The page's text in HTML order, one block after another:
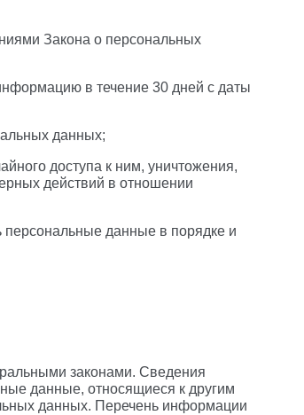
Закона о персональных
в течение 30 дней с даты
данных;
доступа к ним, уничтожения,
действий в отношении
персональные данные в порядке и
законами. Сведения
данные, относящиеся к другим
данных. Перечень информации